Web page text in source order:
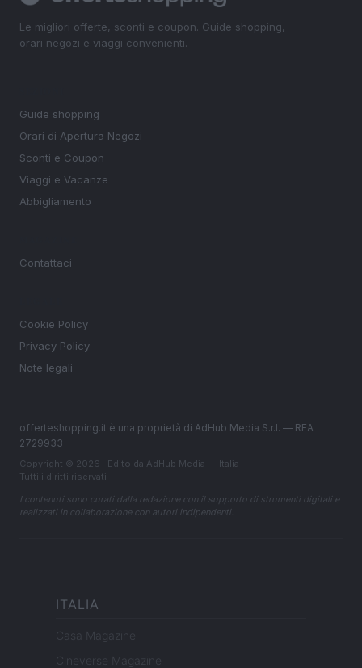
Le migliori offerte, sconti e coupon. Guide shopping,
orari negozi e viaggi convenienti.
Guide shopping
Orari di Apertura Negozi
Sconti e Coupon
Viaggi e Vacanze
Abbigliamento
Contattaci
Cookie Policy
Privacy Policy
Note legali
offerteshopping.it è una proprietà di AdHub Media S.r.l. — REA
2729933
Copyright © 2026 · Edito da AdHub Media — Italia
Tutti i diritti riservati
I contenuti sono curati dalla redazione con il supporto di strumenti digitali e
realizzati in collaborazione con autori indipendenti.
ITALIA
Casa Magazine
Cineverse Magazine